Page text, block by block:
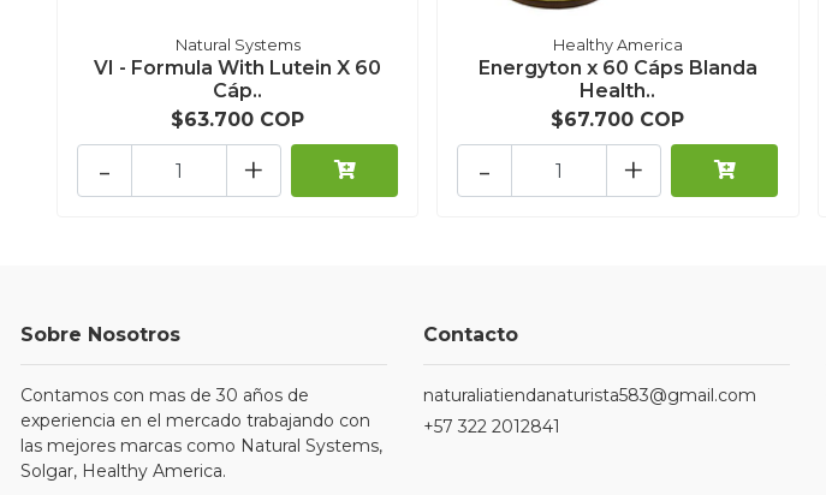
Natural Systems
VI - Formula With Lutein X 60
Cáp..
$63.700 COP
+
-
Healthy America
Energyton x 60 Cáps Blanda
Health..
$67.700 COP
+
-
Sobre Nosotros
Contamos con mas de 30 años de
experiencia en el mercado trabajando con
las mejores marcas como Natural Systems,
Solgar, Healthy America.
Contacto
naturaliatiendanaturista583@gmail.com
+57 322 2012841